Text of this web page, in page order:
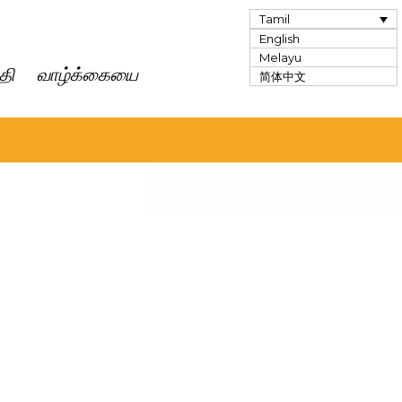
வாழ்க்கையை
Tamil
English
Melayu
简体中文